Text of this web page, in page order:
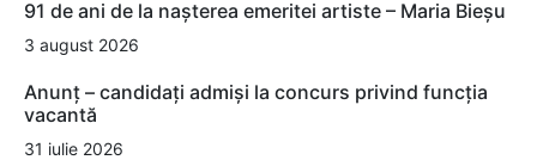
91 de ani de la nașterea emeritei artiste – Maria Bieșu
3 august 2026
Anunț – candidați admiși la concurs privind funcția
vacantă
31 iulie 2026